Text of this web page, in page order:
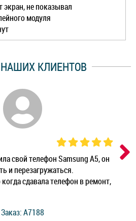
экран, не показывал
модуля
КЛИЕНТОВ
свой телефон Samsung A5, он
и перезагружаться.
сдавала телефон в ремонт,
быструю диагностику и сказал
Заказ: A7188